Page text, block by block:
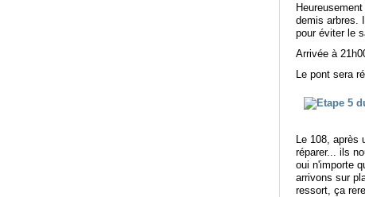
demis arbres.
pour éviter le
Arrivée à
Le pont sera
Le 108, après
réparer... ils
oui n'importe
arrivons sur
ressort, ça